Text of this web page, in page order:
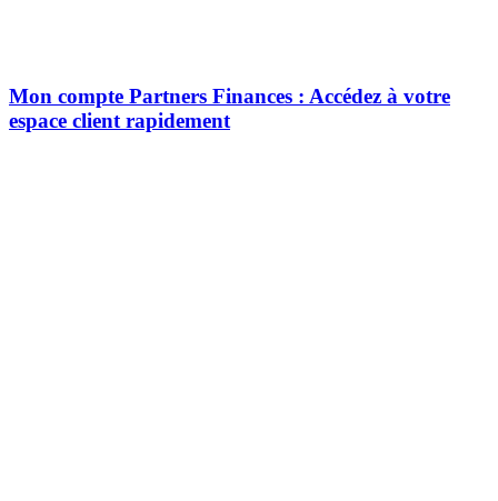
Mon compte Partners Finances : Accédez à votre
espace client rapidement